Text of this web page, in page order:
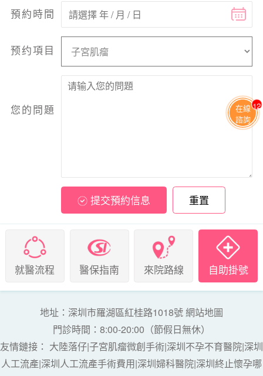
預約時間
预约項目
您的問題
提交預約信息 重置
就醫流程 醫保指南 來院路線 自助掛號
地址：深圳市羅湖區紅桂路1018號網站地圖
門診時間：8:00-20:00（節假日無休）
友情鏈接： 大陸落仔|子宮肌瘤微創手術|深圳不孕不育醫院|深圳
人工流產|深圳人工流產手術費用|深圳婦科醫院|深圳終止懷孕哪
在線
諮詢
13